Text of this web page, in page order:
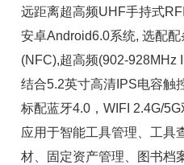
远距离超高频UHF手持式
安卓Android6.0系统, 选配
(NFC),超高频(902-928MHz
结合5.2英寸高清IPS电容触
标配蓝牙4.0，WIFI 2.4G/
应用于智能工具管理、工具
材、 固定资产管理、图书档